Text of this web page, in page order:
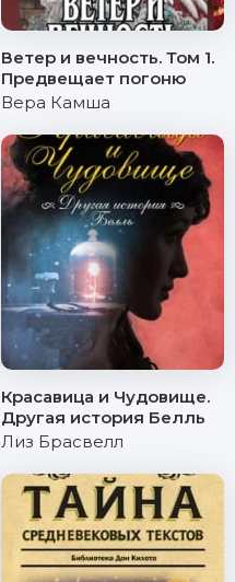
Ветер и вечность. Том 1.
Предвещает погоню
Вера Камша
Красавица и Чудовище.
Другая история Белль
Лиз Брасвелл